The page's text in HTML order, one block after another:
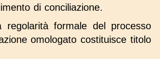
di conciliazione.
formale del processo
omologato costituisce titolo